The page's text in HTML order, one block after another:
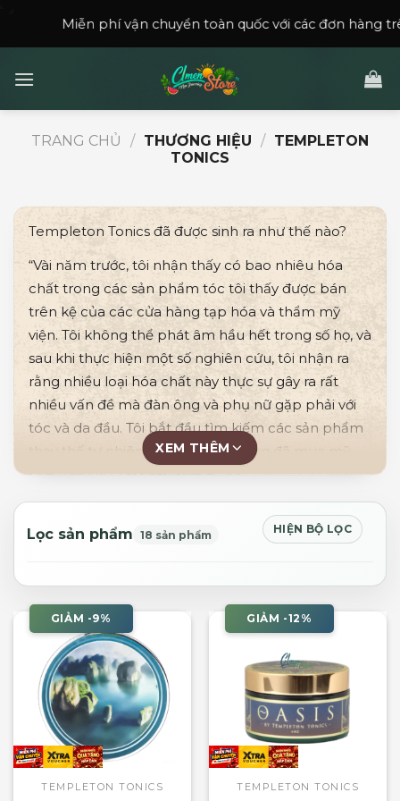
phí vận chuyển toàn quốc với các đơn hàng trên150,000
TRANG CHỦ / THƯƠNG HIỆU / TEMPLETON
TONICS
Templeton Tonics đã được sinh ra như thế nào?
“Vài năm trước, tôi nhận thấy có bao nhiêu hóa
chất trong các sản phẩm tóc tôi thấy được bán
trên kệ của các cửa hàng tạp hóa và thẩm mỹ
viện. Tôi không thể phát âm hầu hết trong số họ, và
sau khi thực hiện một số nghiên cứu, tôi nhận ra
rằng nhiều loại hóa chất này thực sự gây ra rất
nhiều vấn đề mà đàn ông và phụ nữ gặp phải với
tóc và da đầu. Tôi bắt đầu tìm kiếm các sản phẩm
thay thế tự nhiên hơn cho cửa hàng đã mua mỹ
phẩm và nhận ra rằng một số sản phẩm tốt nhất
mà thị trường cung cấp thực sự được làm bằng
tay, ngay từ bếp của ai đó và tôi đã bắt đầu từ đây.”
– Theo Templeton Tonics.
XEM THÊM
Lọc sản phẩm 18 sản phẩm HIỆN BỘ LỌC
GIẢM -9%
TEMPLETON TONICS
GIẢM -12%
TEMPLETON TONICS